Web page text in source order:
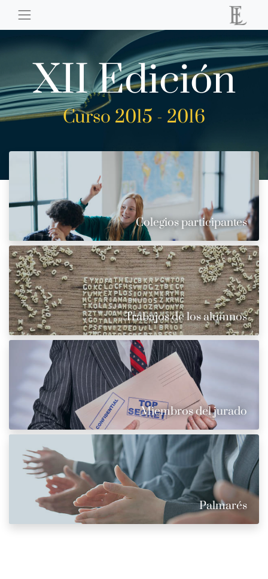
XII Edición
Curso 2015 - 2016
Colegios participantes
Trabajos de los alumnos
Miembros del jurado
Palmarés